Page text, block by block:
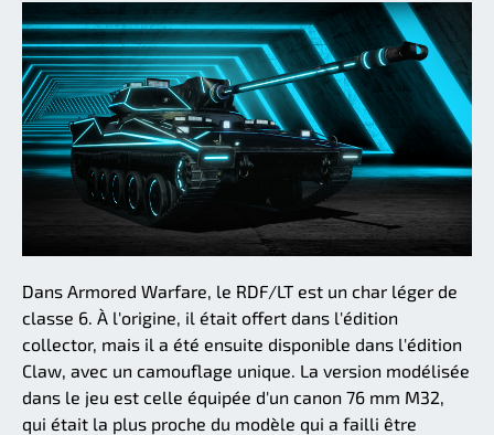
Dans Armored Warfare, le RDF/LT est un char léger de
classe 6. À l'origine, il était offert dans l'édition
collector, mais il a été ensuite disponible dans l'édition
Claw, avec un camouflage unique. La version modélisée
dans le jeu est celle équipée d'un canon 76 mm M32,
qui était la plus proche du modèle qui a failli être